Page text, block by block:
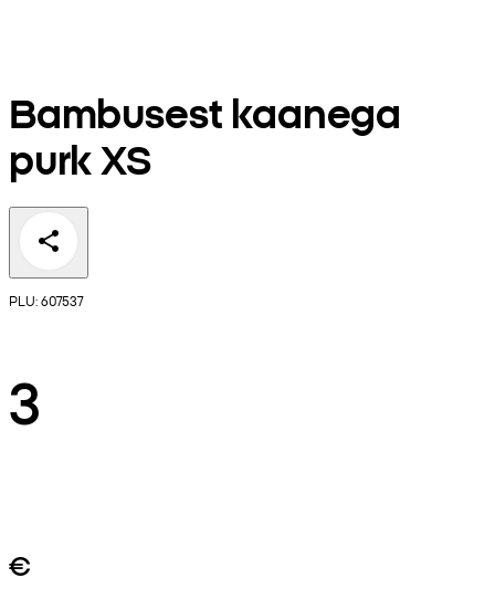
Bambusest kaanega
purk XS
PLU: 607537
3
€